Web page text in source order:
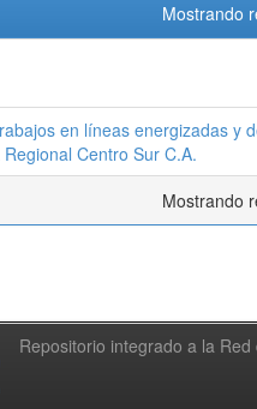
Mostrando
en líneas energizadas y
Centro Sur C.A.
Mostrando
Repositorio integrado a la